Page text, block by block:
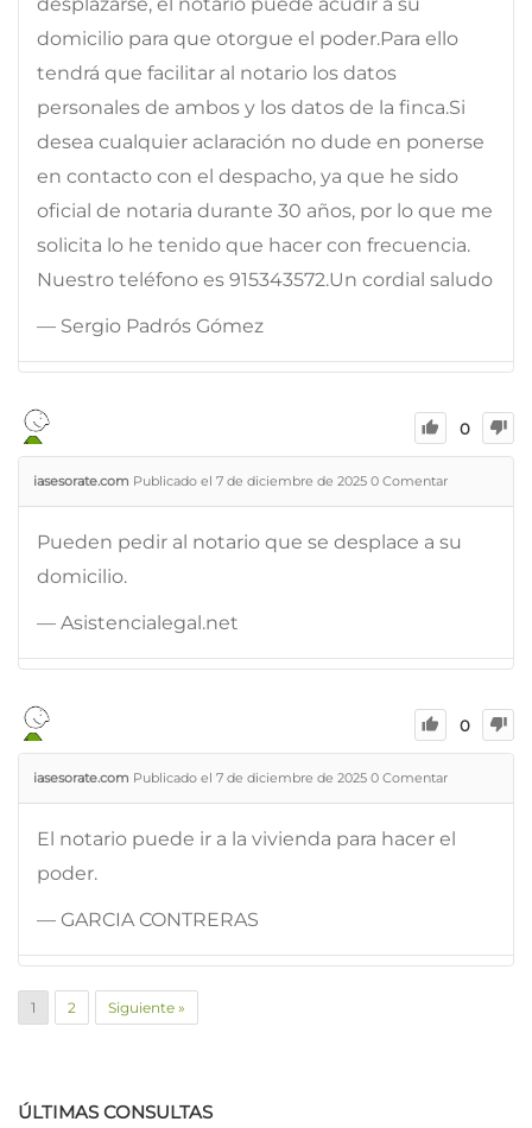
domicilio para que otorgue el poder.Para ello
tendrá que facilitar al notario los datos
personales de ambos y los datos de la finca.Si
desea cualquier aclaración no dude en ponerse
en contacto con el despacho, ya que he sido
oficial de notaria durante 30 años, por lo que me
solicita lo he tenido que hacer con frecuencia.
Nuestro teléfono es 915343572.Un cordial saludo
— Sergio Padrós Gómez
0
iasesorate.com Publicado el 7 de diciembre de 2025 0 Comentar
Pueden pedir al notario que se desplace a su
domicilio.
— Asistencialegal.net
0
iasesorate.com Publicado el 7 de diciembre de 2025 0 Comentar
El notario puede ir a la vivienda para hacer el
poder.
— GARCIA CONTRERAS
1 2 Siguiente »
ÚLTIMAS CONSULTAS